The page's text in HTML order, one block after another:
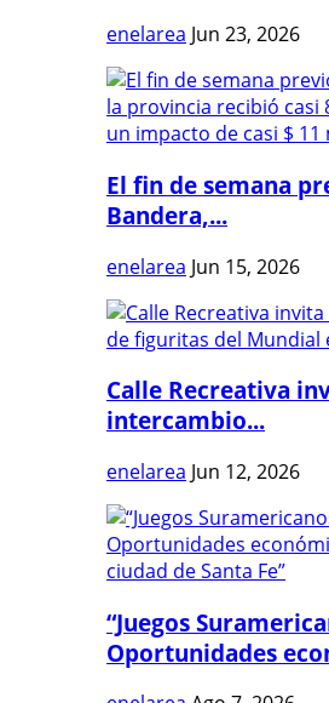
enelarea Jun 23, 2026
El fin de semana
Bandera,...
enelarea Jun 15, 2026
Calle Recreativa
intercambio...
enelarea Jun 12, 2026
“Juegos
Oportunidades